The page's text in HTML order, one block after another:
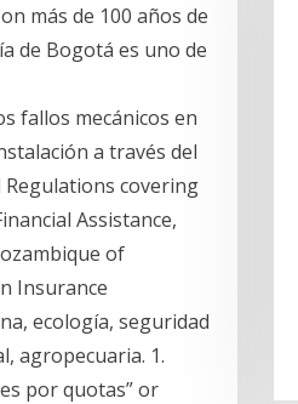
más de 100 años de
de Bogotá es uno de
fallos mecánicos en
a través del
Regulations covering
Assistance,
of
Insurance
ecología, seguridad
agropecuaria. 1.
por quotas” or